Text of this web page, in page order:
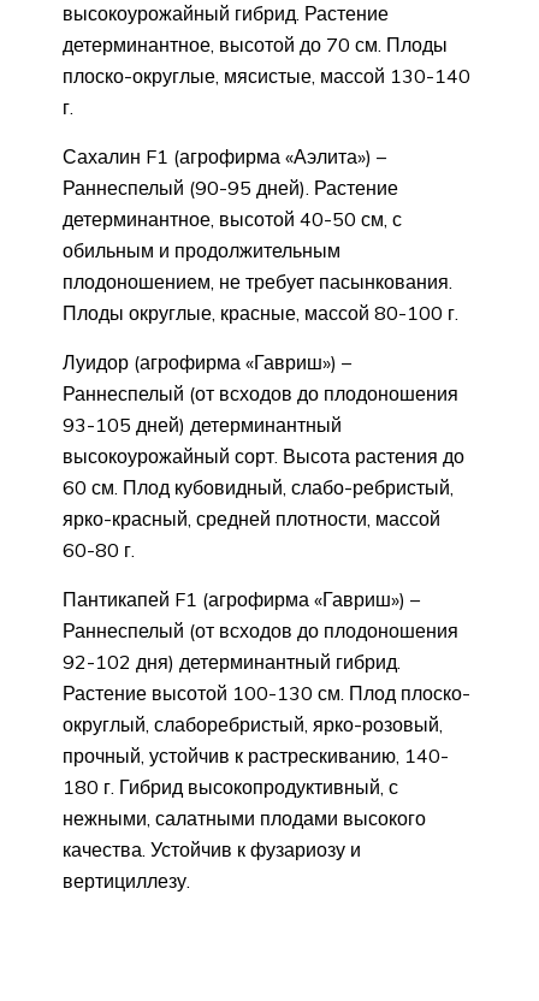
высокоурожайный гибрид. Растение
детерминантное, высотой до 70 см. Плоды
плоско-округлые, мясистые, массой 130-140
г.
Сахалин F1 (агрофирма «Аэлита») –
Раннеспелый (90-95 дней). Растение
детерминантное, высотой 40-50 см, с
обильным и продолжительным
плодоношением, не требует пасынкования.
Плоды округлые, красные, массой 80-100 г.
Луидор (агрофирма «Гавриш») –
Раннеспелый (от всходов до плодоношения
93-105 дней) детерминантный
высокоурожайный сорт. Высота растения до
60 см. Плод кубовидный, слабо-ребристый,
ярко-красный, средней плотности, массой
60-80 г.
Пантикапей F1 (агрофирма «Гавриш») –
Раннеспелый (от всходов до плодоношения
92-102 дня) детерминантный гибрид.
Растение высотой 100-130 см. Плод плоско-
округлый, слаборебристый, ярко-розовый,
прочный, устойчив к растрескиванию, 140-
180 г. Гибрид высокопродуктивный, с
нежными, салатными плодами высокого
качества. Устойчив к фузариозу и
вертициллезу.